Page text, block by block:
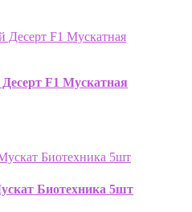
F1 Мускатная
Биотехника 5шт